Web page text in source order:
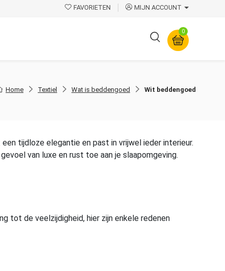
FAVORIETEN MIJN ACCOUNT
0
Home Textiel Wat is beddengoed Wit beddengoed
tijdloze elegantie en past in vrijwel ieder interieur.
van luxe en rust toe aan je slaapomgeving.
tot de veelzijdigheid, hier zijn enkele redenen